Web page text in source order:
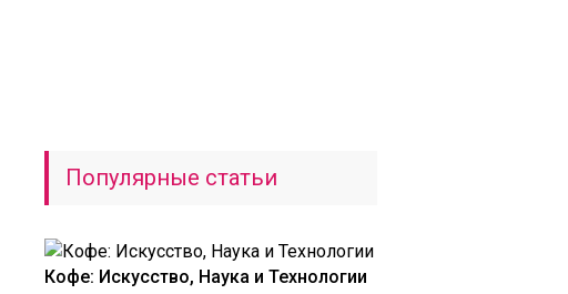
Популярные статьи
Кофе: Искусство, Наука и Технологии